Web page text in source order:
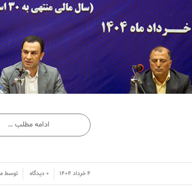
ادامه مطلب …
۴ خرداد ۱۴۰۴ / ۰ دیدگاه توسط